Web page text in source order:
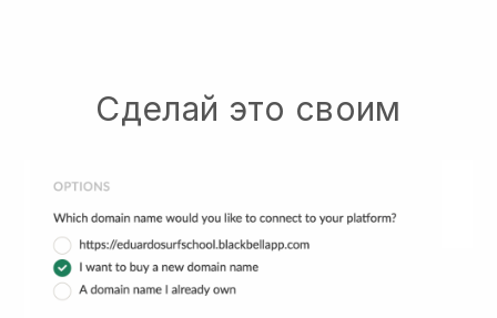
Сделай это своим